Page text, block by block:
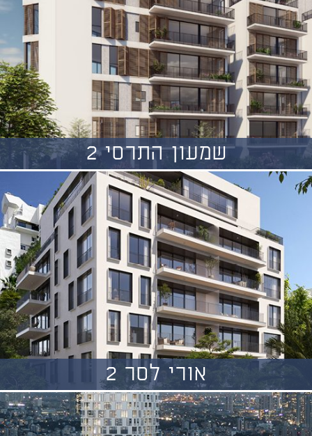
שמעון התרסי 2
אורי לסר 2